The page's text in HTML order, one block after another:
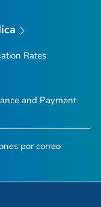
Rates
and Payment
por correo